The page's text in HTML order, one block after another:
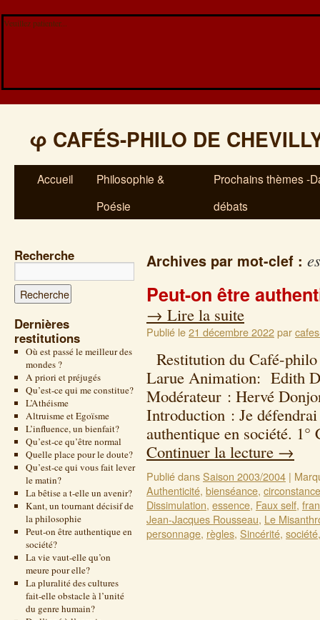
Veuillez patienter...
φ CAFÉS-PHILO DE
Accueil
Philosophie &
Poésie
Prochains thèmes -
débats
Recherche
Dernières
restitutions
Où est passé le meilleur des
mondes ?
A priori et préjugés
Qu’est-ce qui me constitue?
L’Athéisme
Altruisme et Egoïsme
L’influence, un bienfait?
Qu’est-ce qu’être normal
Quelle place pour le doute?
Qu’est-ce qui vous fait lever
le matin?
La bêtise a t-elle un avenir?
Kant, un tournant décisif de
la philosophie
Peut-on être authentique en
société?
La vie vaut-elle qu’on
meure pour elle?
La pluralité des cultures
fait-elle obstacle à l’unité
du genre humain?
Archives par mot-clef :
Peut-on être
→ Lire la suite
Publié le21 décembre 2022par
Restitution du Café-
Larue Animation: Edith
Modérateur : Hervé
Introduction : Je
authentique en société.
Continuer la lecture →
Publié dansSaison 2003/2004 |
Authenticité, bienséance,
Dissimulation, essence, Faux self,
Jean-Jacques Rousseau, Le
personnage, règles, Sincérité, société